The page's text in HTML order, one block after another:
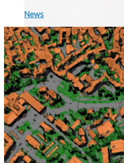
Science
Science
La science-fiction, c’est du
News